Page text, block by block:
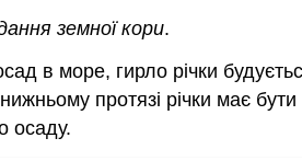
земної кори.
в море, гирло річки
протязі річки має
осаду.